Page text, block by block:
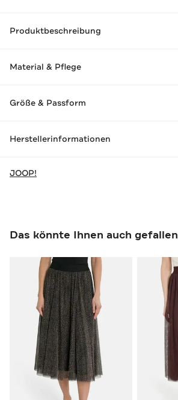
Produktbeschreibung
Material & Pflege
Größe & Passform
Herstellerinformationen
JOOP!
Das könnte Ihnen auch gefallen